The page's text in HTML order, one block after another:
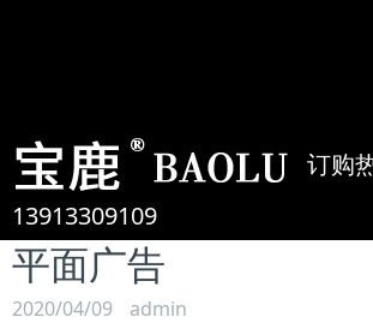
订购
13913309109
宝鹿防静电地板2017
权威培训教材ESD读
平面广告
2020/04/09 admin